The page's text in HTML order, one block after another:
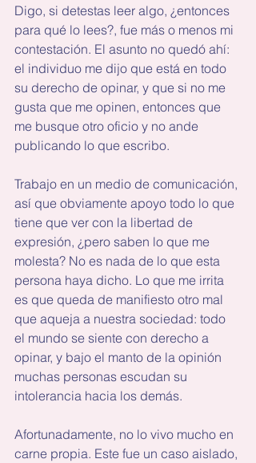
Digo, si detestas leer algo, ¿entonces
para qué lo lees?, fue más o menos mi
contestación. El asunto no quedó ahí:
el individuo me dijo que está en todo
su derecho de opinar, y que si no me
gusta que me opinen, entonces que
me busque otro oficio y no ande
publicando lo que escribo.
Trabajo en un medio de comunicación,
así que obviamente apoyo todo lo que
tiene que ver con la libertad de
expresión, ¿pero saben lo que me
molesta? No es nada de lo que esta
persona haya dicho. Lo que me irrita
es que queda de manifiesto otro mal
que aqueja a nuestra sociedad: todo
el mundo se siente con derecho a
opinar, y bajo el manto de la opinión
muchas personas escudan su
intolerancia hacia los demás.
Afortunadamente, no lo vivo mucho en
carne propia. Este fue un caso aislado,